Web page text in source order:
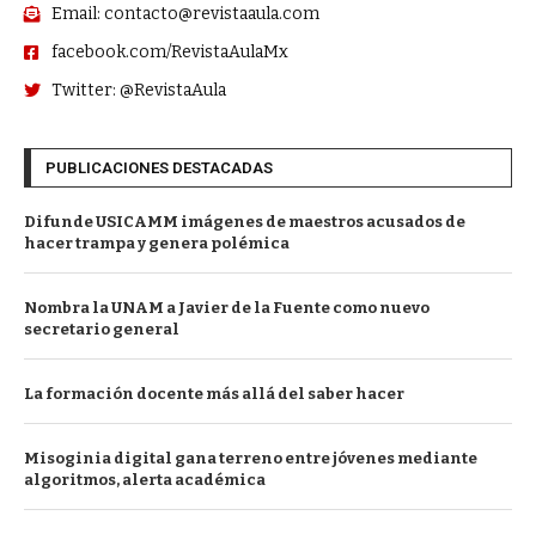
Email: contacto@revistaaula.com
facebook.com/RevistaAulaMx
Twitter: @RevistaAula
PUBLICACIONES DESTACADAS
Difunde USICAMM imágenes de maestros acusados de
hacer trampa y genera polémica
Nombra la UNAM a Javier de la Fuente como nuevo
secretario general
La formación docente más allá del saber hacer
Misoginia digital gana terreno entre jóvenes mediante
algoritmos, alerta académica